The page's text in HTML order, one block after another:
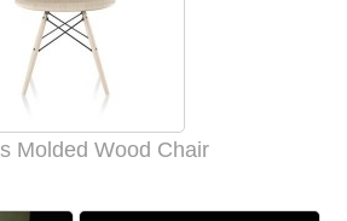
Molded Wood Chair